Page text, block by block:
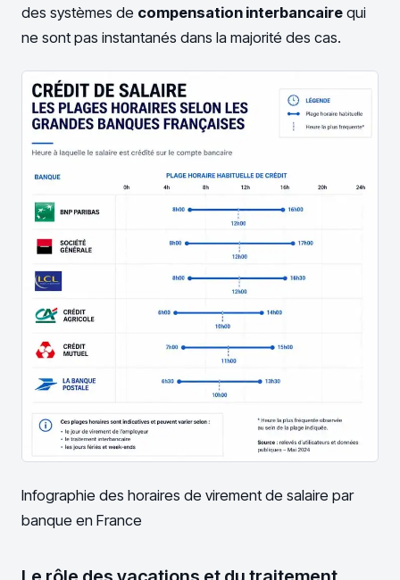
des systèmes de compensation interbancaire qui
ne sont pas instantanés dans la majorité des cas.
Infographie des horaires de virement de salaire par
banque en France